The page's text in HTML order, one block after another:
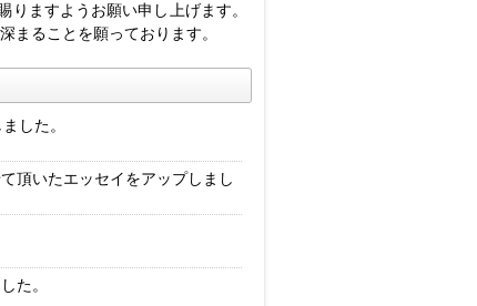
ますようお願い申し上げます。
まることを願っております。
した。
頂いたエッセイをアップしまし
た。